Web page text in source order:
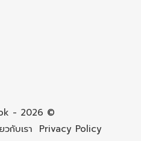
- 2026 ©
วกับเรา Privacy Policy